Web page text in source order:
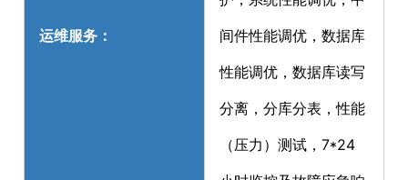
运维服务：
间件性能调优，数据库
性能调优，数据库读写
分离，分库分表，性能
（压力）测试，7*24